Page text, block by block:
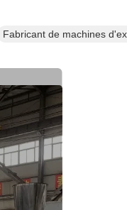
Fabricant de machines